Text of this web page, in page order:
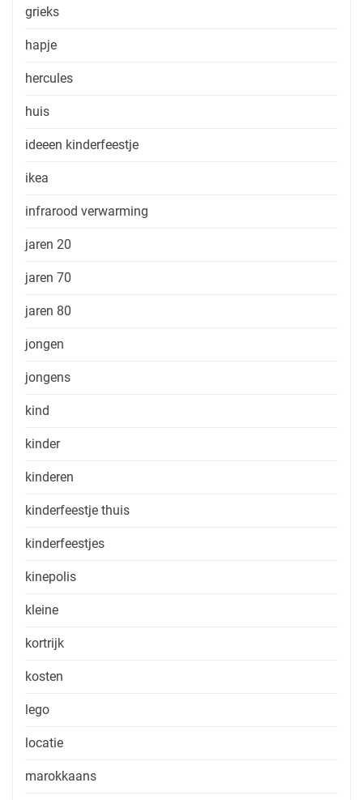
grieks
hapje
hercules
huis
ideeen kinderfeestje
ikea
infrarood verwarming
jaren 20
jaren 70
jaren 80
jongen
jongens
kind
kinder
kinderen
kinderfeestje thuis
kinderfeestjes
kinepolis
kleine
kortrijk
kosten
lego
locatie
marokkaans